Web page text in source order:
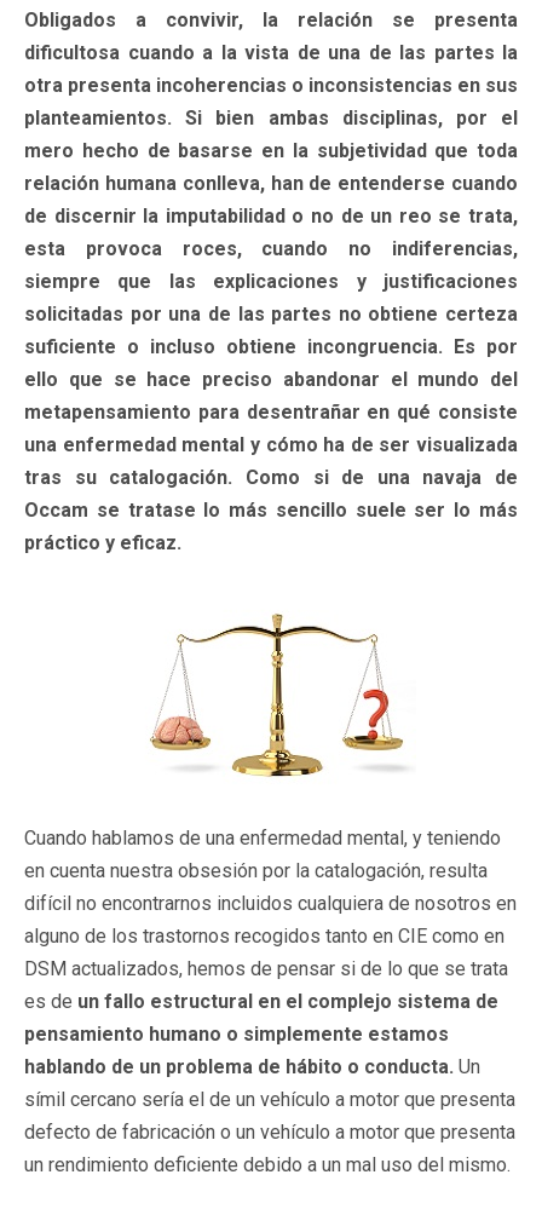
Obligados a convivir, la relación se presenta
dificultosa cuando a la vista de una de las partes la
otra presenta incoherencias o inconsistencias en sus
planteamientos. Si bien ambas disciplinas, por el
mero hecho de basarse en la subjetividad que toda
relación humana conlleva, han de entenderse cuando
de discernir la imputabilidad o no de un reo se trata,
esta provoca roces, cuando no indiferencias,
siempre que las explicaciones y justificaciones
solicitadas por una de las partes no obtiene certeza
suficiente o incluso obtiene incongruencia. Es por
ello que se hace preciso abandonar el mundo del
metapensamiento para desentrañar en qué consiste
una enfermedad mental y cómo ha de ser visualizada
tras su catalogación. Como si de una navaja de
Occam se tratase lo más sencillo suele ser lo más
práctico y eficaz.
Cuando hablamos de una enfermedad mental, y teniendo
en cuenta nuestra obsesión por la catalogación, resulta
difícil no encontrarnos incluidos cualquiera de nosotros en
alguno de los trastornos recogidos tanto en CIE como en
DSM actualizados, hemos de pensar si de lo que se trata
es de un fallo estructural en el complejo sistema de
pensamiento humano o simplemente estamos
hablando de un problema de hábito o conducta. Un
símil cercano sería el de un vehículo a motor que presenta
defecto de fabricación o un vehículo a motor que presenta
un rendimiento deficiente debido a un mal uso del mismo.